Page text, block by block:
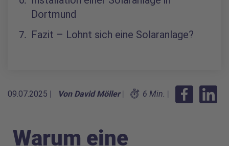
Dortmund
Fazit – Lohnt sich eine Solaranlage?
09.07.2025 | Von David Möller | 6 Min. |
Warum eine